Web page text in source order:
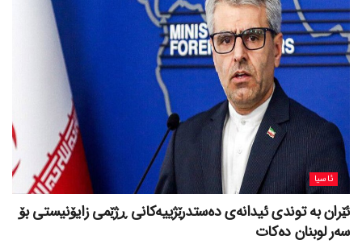
ئاسیا
ئێران بە توندی ئیدانەی دەستدرێژییەکانی ڕژێمی زایۆنیستی بۆ
سەر لوبنان دەکات